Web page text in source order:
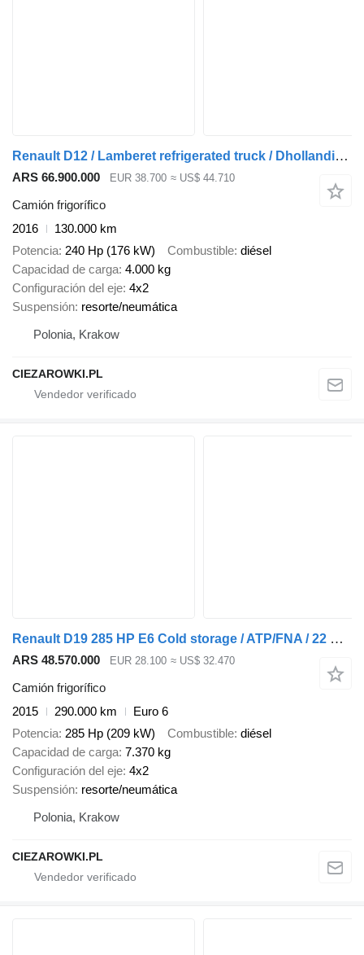
Renault D12 / Lamberet refrigerated truck / Dhollandia tail lift 1500 kg
ARS 66.900.000 EUR 38.700 ≈ US$ 44.710
Camión frigorífico
2016
130.000 km
Potencia 240 Hp (176 kW) Combustible diésel
Capacidad de carga 4.000 kg
Configuración del eje 4x2
Suspensión resorte/neumática
Polonia, Krakow
CIEZAROWKI.PL
Renault D19 285 HP E6 Cold storage / ATP/FNA / 22 Pallets / BITEMPERATUR
ARS 48.570.000 EUR 28.100 ≈ US$ 32.470
Camión frigorífico
2015
290.000 km
Euro 6
Potencia 285 Hp (209 kW) Combustible diésel
Capacidad de carga 7.370 kg
Configuración del eje 4x2
Suspensión resorte/neumática
Polonia, Krakow
CIEZAROWKI.PL